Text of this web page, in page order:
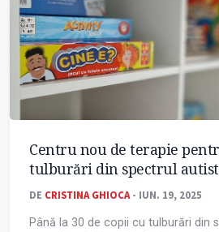
Centru nou de terapie
tulburări din spectrul autist
DE CRISTINA GHIOCA- IUN. 19, 2025
Până la 30 de copii cu tulburări din